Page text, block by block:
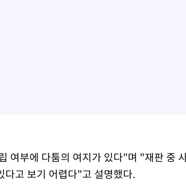
여부에 다툼의 여지가 있다"며 "재판 중
다고 보기 어렵다"고 설명했다.